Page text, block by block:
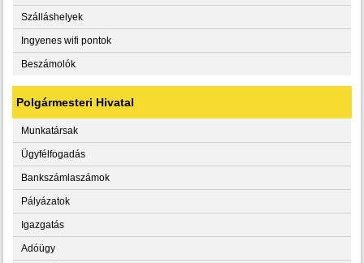
Szálláshelyek
Ingyenes wifi pontok
Beszámolók
Polgármesteri Hivatal
Munkatársak
Ügyfélfogadás
Bankszámlaszámok
Pályázatok
Igazgatás
Adóügy